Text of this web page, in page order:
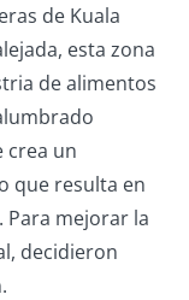
de Kuala
esta zona
de alimentos
crea un
que resulta en
Para mejorar la
decidieron